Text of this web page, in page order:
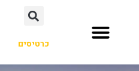
כרטיסים